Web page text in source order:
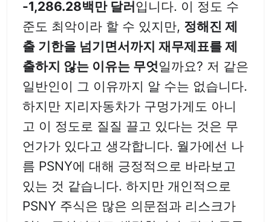
-1,286.28백만 달러입니다. 이 정도 수
준도 최악이라 할 수 있지만, 정해진 제
출 기한을 넘기면서까지 재무제표를 제
출하지 않는 이유는 무엇일까요? 저 같은
일반인이 그 이유까지 알 수는 없습니다.
하지만 지리자동차가 구멍가게도 아니
고 이 정도로 질질 끌고 있다는 것은 무
언가가 있다고 생각합니다. 월가에선 나
름 PSNY에 대해 긍정적으로 바라보고
있는 것 같습니다. 하지만 개인적으로
PSNY 주식은 많은 의문점과 리스크가